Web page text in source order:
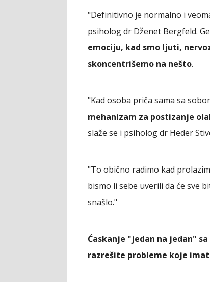
"Definitivno je normalno i
psiholog dr Dženet Bergfeld.
emociju, kad smo ljuti,
skoncentrišemo na nešto.
"Kad osoba priča sama sa
mehanizam za postizanje
slaže se i psiholog dr Heder
"To obično radimo kad
bismo li sebe uverili da će sve
snašlo."
Ćaskanje "jedan na jedan"
razrešite probleme koje